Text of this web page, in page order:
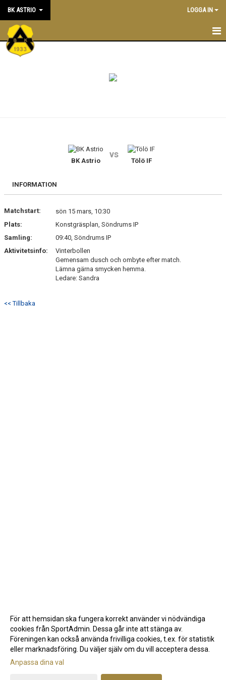
BK ASTRIO LOGGA IN
HEM
BLI MEDLEM
SÖNDRUMS IP
TRYGG I ASTRIO
BK ASTRIO LOPPIS & CAFÉ
BK Astrio
vs
Tölö IF
INFORMATION
Matchstart:
sön 15 mars, 10:30
Plats:
Konstgräsplan, Söndrums IP
Samling:
09:40, Söndrums IP
Aktivitetsinfo:
Vinterbollen
Gemensam dusch och ombyte efter match.
Lämna gärna smycken hemma.
Ledare: Sandra
<< Tillbaka
Gå till Webbversion
För att hemsidan ska fungera korrekt använder vi nödvändiga
cookies från SportAdmin. Dessa går inte att stänga av.
Föreningen kan också använda frivilliga cookies, t.ex. för statistik
eller marknadsföring. Du väljer själv om du vill acceptera dessa.
Anpassa dina val